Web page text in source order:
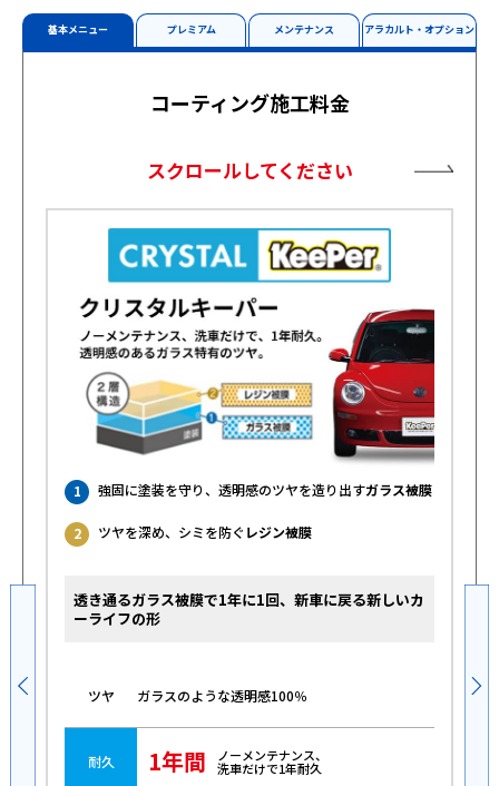
基本メニュー プレミアム メンテナンス アラカルト・オプション
コーティング施工料金
スクロールしてください
1 強固に塗装を守り、透明感のツヤを造り出すガラス被膜
2 ツヤを深め、シミを防ぐ レジン被膜
透き通るガラス被膜で1年に1回、新車に戻る新しいカ
ーライフの形
ツヤ ガラスのような透明感100％
耐久 1年間 ノーメンテナンス、
洗車だけで1年耐久